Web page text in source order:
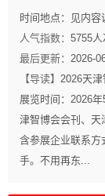
时间地点：
见内容
人气指数： 5755人
最后更新： 2026-
【导读】 2026天
展览时间：2026
津智博会会刊、天
含参展企业联系方
手。不用再东...